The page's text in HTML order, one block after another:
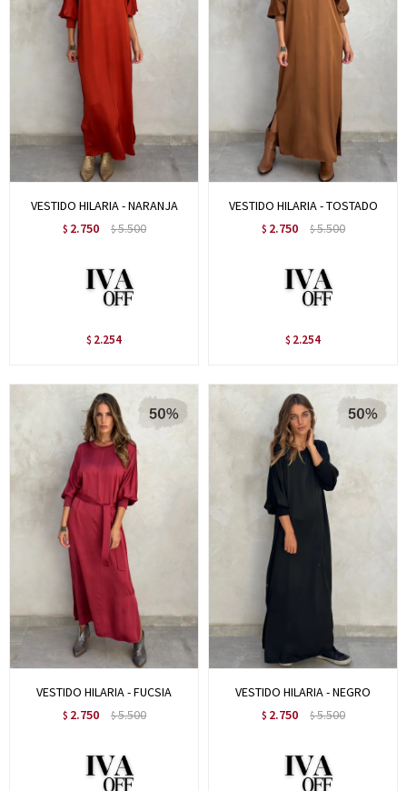
VESTIDO HILARIA - NARANJA
$ 2.750 $5.500
$ 2.254
VESTIDO HILARIA - TOSTADO
$ 2.750 $5.500
$ 2.254
VESTIDO HILARIA - FUCSIA
$ 2.750 $5.500
VESTIDO HILARIA - NEGRO
$ 2.750 $5.500